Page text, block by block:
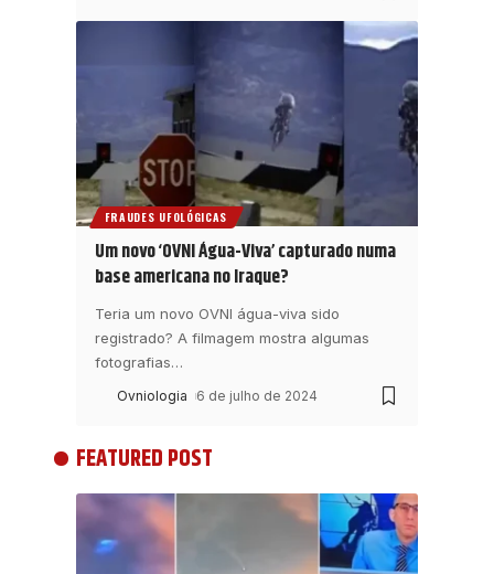
FRAUDES UFOLÓGICAS
Um novo ‘OVNI Água-Viva’ capturado numa
base americana no Iraque?
Teria um novo OVNI água-viva sido
registrado? A filmagem mostra algumas
fotografias…
Ovniologia 6 de julho de 2024
FEATURED POST